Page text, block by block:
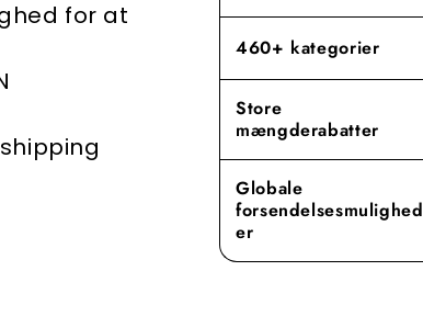
for at
460+ kategorier
Store
mængderabatter
Globale
forsendelsesmulighed
er